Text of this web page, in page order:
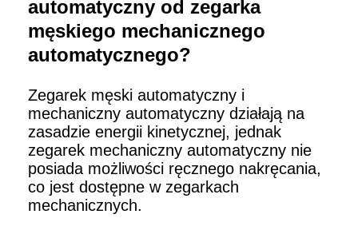
automatyczny od zegarka
męskiego mechanicznego
automatycznego?
Zegarek męski automatyczny i
mechaniczny automatyczny działają na
zasadzie energii kinetycznej, jednak
zegarek mechaniczny automatyczny nie
posiada możliwości ręcznego nakręcania,
co jest dostępne w zegarkach
mechanicznych.